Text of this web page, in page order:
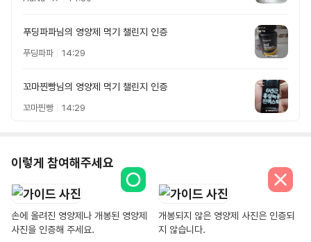
푸딩파파님의 영양제 먹기 챌린지 인증
푸딩파파 14:29
꼬마찐빵님의 영양제 먹기 챌린지 인증
꼬마찐빵 14:29
이렇게 참여해주세요
손에 올려진 영양제나 개봉된 영양제
사진을 인증해 주세요.
개봉되지 않은 영양제 사진은 인증되
지 않습니다.